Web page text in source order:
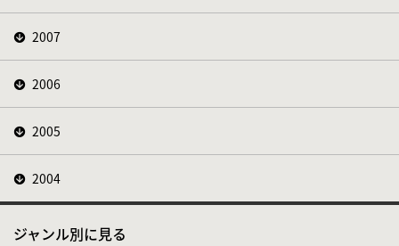
2007
2006
2005
2004
ジャンル別に見る